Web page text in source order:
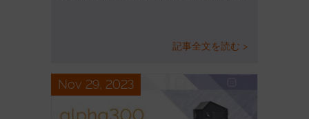
記事全文を読む >
Nov 29, 2023